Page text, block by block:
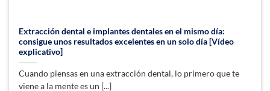
Extracción dental e implantes dentales en el mismo día:
consigue unos resultados excelentes en un solo día [Vídeo
explicativo]
Cuando piensas en una extracción dental, lo primero que te
viene a la mente es un [...]